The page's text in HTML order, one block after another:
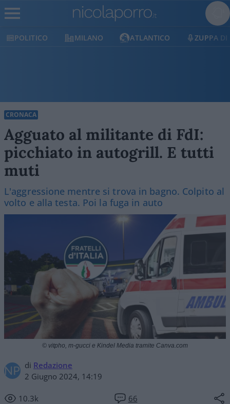
POLITICO MILANO ATLANTICO ZUPPA DI
CRONACA
Agguato al militante di FdI:
picchiato in autogrill. E tutti
muti
L'aggressione mentre si trova in bagno. Colpito al
volto e alla testa. Poi la fuga in auto
di Redazione
2 Giugno 2024, 14:19
10.3k 66
© vitpho, m-gucci e Kindel Media tramite Canva.com